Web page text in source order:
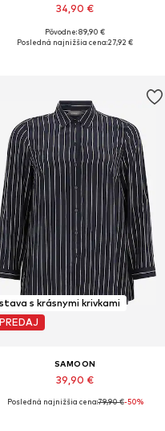
34,90 €
Dostupné veľkosti: XXL
Pôvodne: 89,90 €
Posledná najnižšia cena:27,92 €
s krásnymi krivkami
SAMOON
39,90 €
Dostupné veľkosti: 6XL
Posledná najnižšia cena:79,90 €-50%